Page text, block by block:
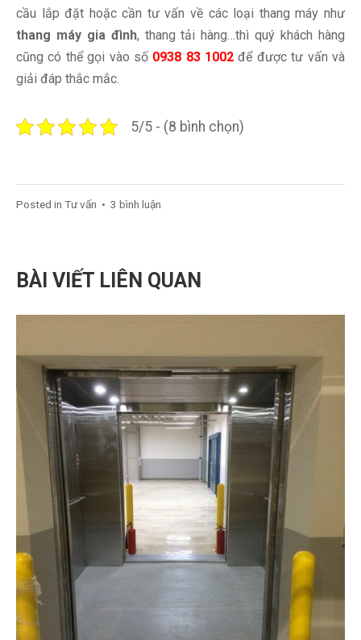
cầu lắp đặt hoặc cần tư vấn về các loại thang máy như
thang máy gia đình, thang tải hàng…thì quý khách hàng
cũng có thể gọi vào số 0938 83 1002 để được tư vấn và
giải đáp thắc mắc.
5/5 - (8 bình chọn)
Posted in Tư vấn • 3 bình luận
BÀI VIẾT LIÊN QUAN